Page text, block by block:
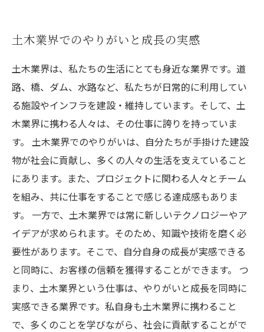
土木業界でのやりがいと成長の実感
土木業界は、私たちの生活にとても身近な業界です。道
路、橋、ダム、水路など、私たちが日常的に利用してい
る施設やインフラを建設・維持しています。そして、土
木業界に携わる人々は、その仕事に誇りを持っていま
す。 土木業界でのやりがいは、自分たちが手掛けた建設
物が社会に貢献し、多くの人々の生活を支えていること
にあります。また、プロジェクトに関わる人々とチーム
を組み、共に仕事をすることで感じる達成感もありま
す。 一方で、土木業界では常に新しいテクノロジーやア
イデアが求められます。そのため、知識や技術を磨く必
要性があります。そこで、自分自身の成長が実感できる
と同時に、お客様の信頼を獲得することができます。 つ
まり、土木業界という仕事は、やりがいと成長を同時に
実感できる業界です。私自身も土木業界に携わること
で、多くのことを学びながら、社会に貢献することがで